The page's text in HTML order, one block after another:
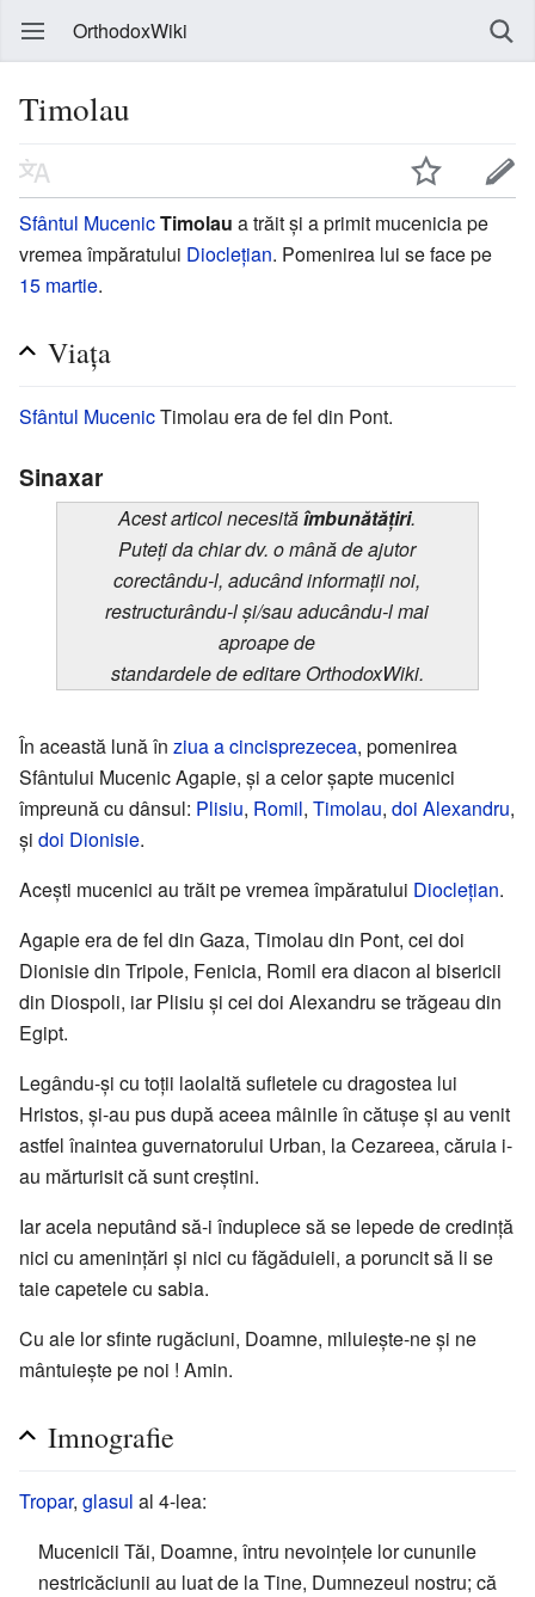
OrthodoxWiki
Timolau
Sfântul MucenicTimolau a trăit şi a primit mucenicia pe
vremea împăratului Diocleţian. Pomenirea lui se face pe
15 martie.
Viaţa
Sfântul MucenicTimolau era de fel din Pont.
Sinaxar
Acest articol necesităîmbunătățiri.
Puteți da chiar dv. o mână de ajutor
corectându-l, aducând informații noi,
restructurându-l și/sau aducându-l mai
aproape de
standardele de editare OrthodoxWiki.
În această lună în ziua a cincisprezecea, pomenirea
Sfântului Mucenic Agapie, şi a celor şapte mucenici
împreună cu dânsul: Plisiu, Romil, Timolau, doi Alexandru,
şi doi Dionisie.
Aceşti mucenici au trăit pe vremea împăratului Diocleţian.
Agapie era de fel din Gaza, Timolau din Pont, cei doi
Dionisie din Tripole, Fenicia, Romil era diacon al bisericii
din Diospoli, iar Plisiu şi cei doi Alexandru se trăgeau din
Egipt.
Legându-şi cu toţii laolaltă sufletele cu dragostea lui
Hristos, şi-au pus după aceea mâinile în cătuşe şi au venit
astfel înaintea guvernatorului Urban, la Cezareea, căruia i-
au mărturisit că sunt creştini.
Iar acela neputând să-i înduplece să se lepede de credinţă
nici cu ameninţări şi nici cu făgăduieli, a poruncit să li se
taie capetele cu sabia.
Cu ale lor sfinte rugăciuni, Doamne, miluieşte-ne şi ne
mântuieşte pe noi ! Amin.
Imnografie
Tropar, glasul al 4-lea:
Mucenicii Tăi, Doamne, întru nevoinţele lor cununile
nestricăciunii au luat de la Tine, Dumnezeul nostru; că